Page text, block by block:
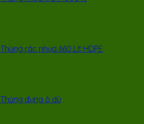
Thùng rác nhựa 660 Lít HDPE
Thùng đựng ô dù